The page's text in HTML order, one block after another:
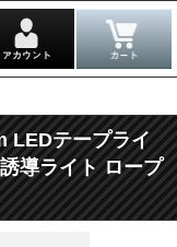
LEDテープライ
導ライト ロープ